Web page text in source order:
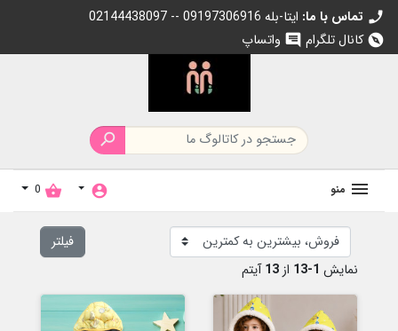
call تماس با ما: 02144438097 -- 09197306916 ایتا-بله
explore کانال تلگرام chat واتساپ

منو account_circle
shopping_basket
0
فیلتر
نمایش 1-13 از13آیتم